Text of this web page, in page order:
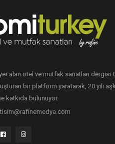
alan otel ve mutfak sanatları dergisi
bir platform yaratarak, 20 yılı
katkıda bulunuyor.